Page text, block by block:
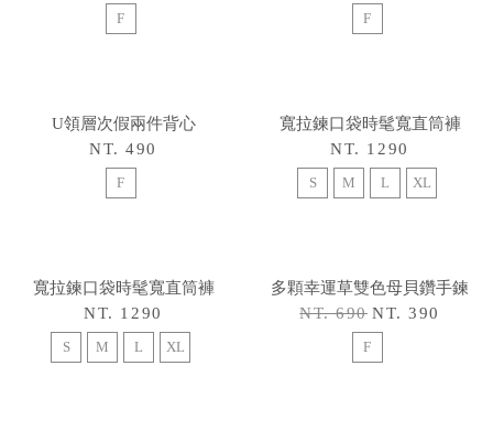
F F
U領層次假兩件背心
NT. 490
F
寬拉鍊口袋時髦寬直筒褲
NT. 1290
S M L XL
寬拉鍊口袋時髦寬直筒褲
NT. 1290
S M L XL
多顆幸運草雙色母貝鑽手鍊
NT. 690 NT. 390
F